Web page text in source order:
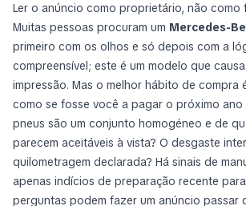
Ler o anúncio como proprietário, não como
Muitas pessoas procuram um Mercedes-
primeiro com os olhos e só depois com a
compreensível; este é um modelo que
impressão. Mas o melhor hábito de compra
como se fosse você a pagar o próximo ano
pneus são um conjunto homogéneo e de
parecem aceitáveis à vista? O desgaste
quilometragem declarada? Há sinais de
apenas indícios de preparação recente para
perguntas podem fazer um anúncio passar